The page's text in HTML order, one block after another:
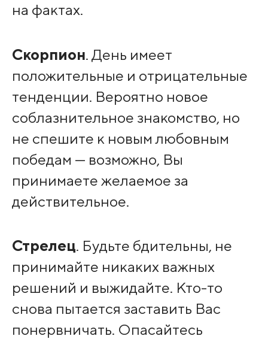
на фактах.
Скорпион. День имеет
положительные и отрицательные
тенденции. Вероятно новое
соблазнительное знакомство, но
не спешите к новым любовным
победам — возможно, Вы
принимаете желаемое за
действительное.
Стрелец. Будьте бдительны, не
принимайте никаких важных
решений и выжидайте. Кто-то
снова пытается заставить Вас
понервничать. Опасайтесь